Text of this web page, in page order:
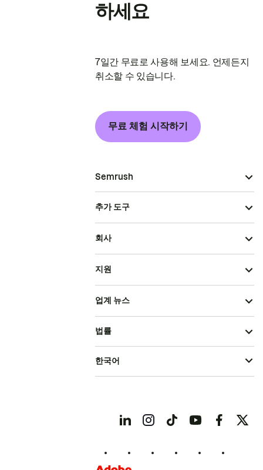
하세요
7일간 무료로 사용해 보세요. 언제든지
취소할 수 있습니다.
무료 체험 시작하기
Semrush
추가 도구
회사
지원
업계 뉴스
법률
한국어